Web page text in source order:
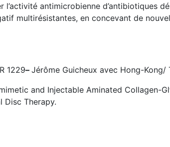
l’activité antimicrobienne d’antibiotiques
multirésistantes, en concevant de
1229– Jérôme Guicheux avec Hong-
and Injectable Aminated Collagen-
Disc Therapy.